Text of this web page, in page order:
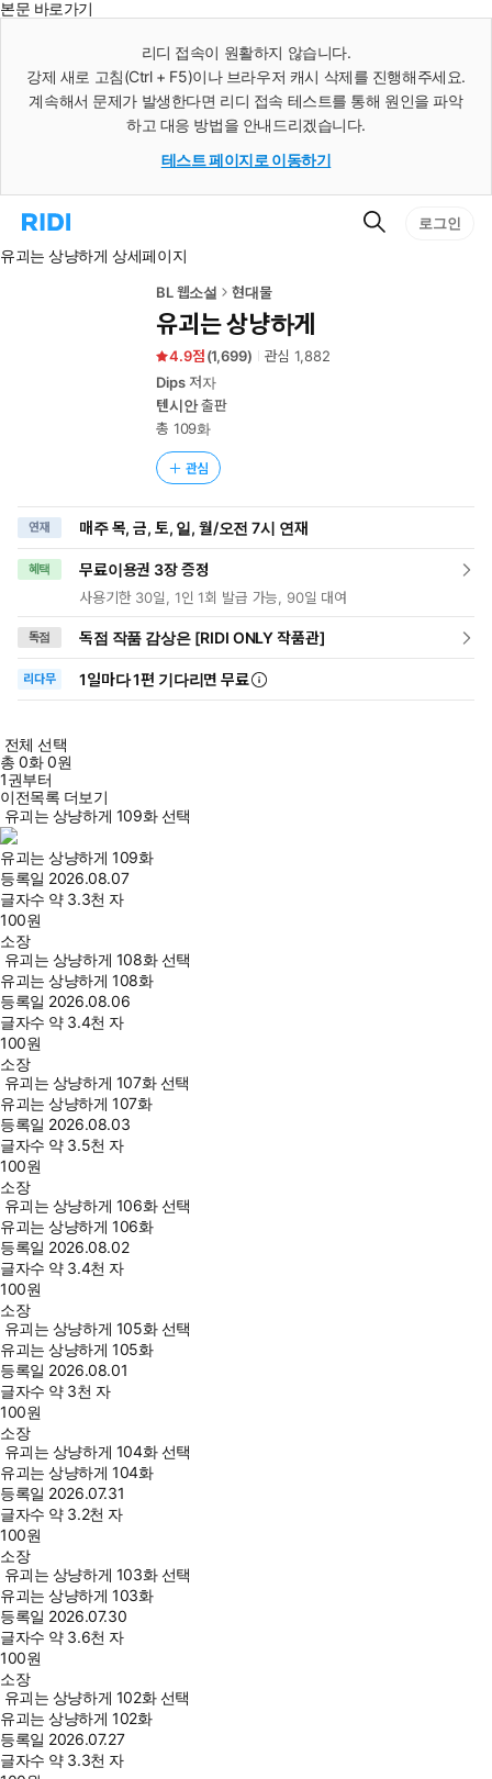
본문 바로가기
리디 접속이 원활하지 않습니다.
강제 새로 고침(Ctrl + F5)이나 브라우저 캐시 삭제를 진행해주세요.
계속해서 문제가 발생한다면 리디 접속 테스트를 통해 원인을 파악
하고 대응 방법을 안내드리겠습니다.
테스트 페이지로 이동하기
리
홈
검
로그인
유괴는 상냥하게 상세페이지
BL 웹소설 현대물
유괴는 상냥하게
4.9 (1,699) 관심1,882
Dips저자
텐시안출판
총 109화
관심
연재 매주 목, 금, 토, 일, 월/오전 7시 연재
혜택 무료이용권 3장 증정
사용기한 30일, 1인 1회 발급 가능, 90일 대여
독점 독점 작품 감상은 [RIDI ONLY 작품관]
리다무 1일마다1편 기다리면 무료
전체 선택
총0화0원
1권부터
이전목록 더보기
유괴는 상냥하게 109화 선택
유괴는 상냥하게 109화
등록일 2026.08.07
글자수 약 3.3천 자
100원
소장
유괴는 상냥하게 108화 선택
유괴는 상냥하게 108화
등록일 2026.08.06
글자수 약 3.4천 자
100원
소장
유괴는 상냥하게 107화 선택
유괴는 상냥하게 107화
등록일 2026.08.03
글자수 약 3.5천 자
100원
소장
유괴는 상냥하게 106화 선택
유괴는 상냥하게 106화
등록일 2026.08.02
글자수 약 3.4천 자
100원
소장
유괴는 상냥하게 105화 선택
유괴는 상냥하게 105화
등록일 2026.08.01
글자수 약 3천 자
100원
소장
유괴는 상냥하게 104화 선택
유괴는 상냥하게 104화
등록일 2026.07.31
글자수 약 3.2천 자
100원
소장
유괴는 상냥하게 103화 선택
유괴는 상냥하게 103화
등록일 2026.07.30
글자수 약 3.6천 자
100원
소장
유괴는 상냥하게 102화 선택
유괴는 상냥하게 102화
등록일 2026.07.27
글자수 약 3.3천 자